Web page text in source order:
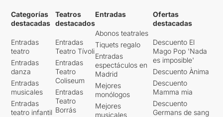
Categorías
destacadas
Entradas
teatro
Entradas
danza
Entradas
musicales
Entradas
teatro infantil
Teatros
destacados
Entradas
Teatro Tívoli
Entradas
Teatro
Coliseum
Entradas
Teatro
Borrás
Entradas
Abonos teatrales
Tiquets regalo
Entradas
espectáculos en
Madrid
Mejores
monólogos
Mejores
musicales
Ofertas
destacadas
Descuento El
Mago Pop 'Nada
es imposible'
Descuento Ànima
Descuento
Mamma mia
Descuento
Germans de sang